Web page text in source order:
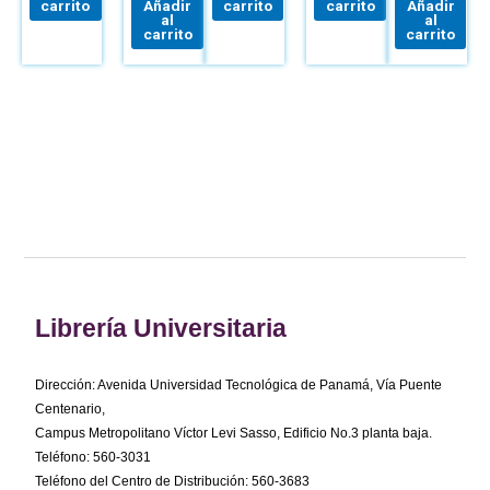
TIERRA Y
EL MAR
carrito
Añadir
al
carrito
carrito
carrito
Añadir
al
carrito
Librería Universitaria
Dirección: Avenida Universidad Tecnológica de Panamá, Vía Puente
Centenario,
Campus Metropolitano Víctor Levi Sasso, Edificio No.3 planta baja.
Teléfono: 560-3031
Teléfono del Centro de Distribución: 560-3683